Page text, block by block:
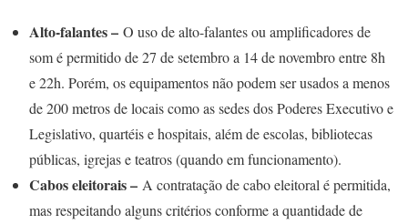
Alto-falantes – O uso de alto-falantes ou amplificadores de
som é permitido de 27 de setembro a 14 de novembro entre 8h
e 22h. Porém, os equipamentos não podem ser usados a menos
de 200 metros de locais como as sedes dos Poderes Executivo e
Legislativo, quartéis e hospitais, além de escolas, bibliotecas
públicas, igrejas e teatros (quando em funcionamento).
Cabos eleitorais – A contratação de cabo eleitoral é permitida,
mas respeitando alguns critérios conforme a quantidade de